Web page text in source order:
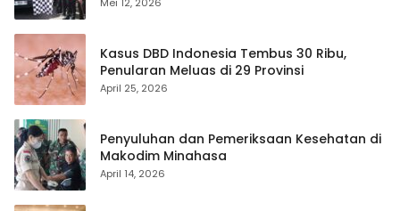
Mei 12, 2026
Kasus DBD Indonesia Tembus 30 Ribu,
Penularan Meluas di 29 Provinsi
April 25, 2026
Penyuluhan dan Pemeriksaan Kesehatan di
Makodim Minahasa
April 14, 2026